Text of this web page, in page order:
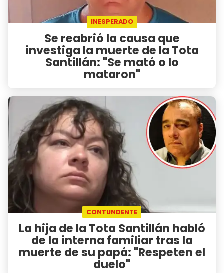
INESPERADO
Se reabrió la causa que
investiga la muerte de la Tota
Santillán: "Se mató o lo
mataron"
CONTUNDENTE
La hija de la Tota Santillán habló
de la interna familiar tras la
muerte de su papá: "Respeten el
duelo"